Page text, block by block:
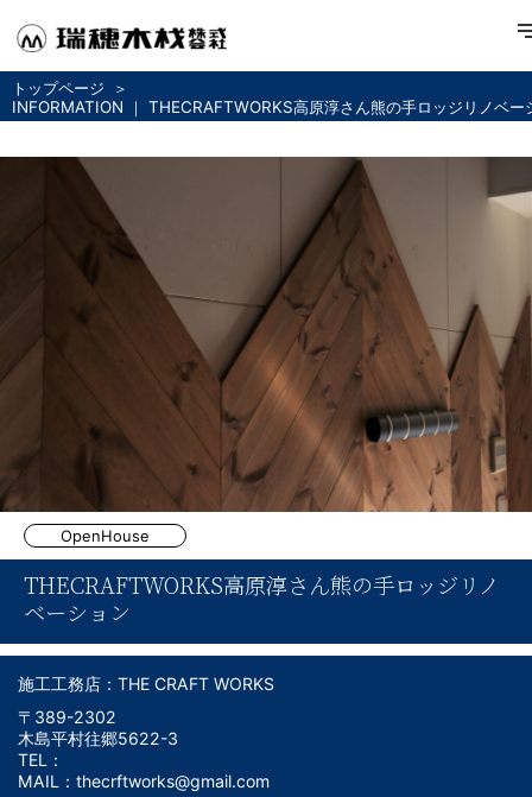
トップページ
INFORMATION ｜ THECRAFTWORKS高原淳さん熊の手ロッジリノベー
OpenHouse
THECRAFTWORKS高原淳さん熊の手ロッジリノ
ベーション
施工工務店：THE CRAFT WORKS
〒389-2302
木島平村往郷5622-3
TEL：
MAIL：thecrftworks@gmail.com